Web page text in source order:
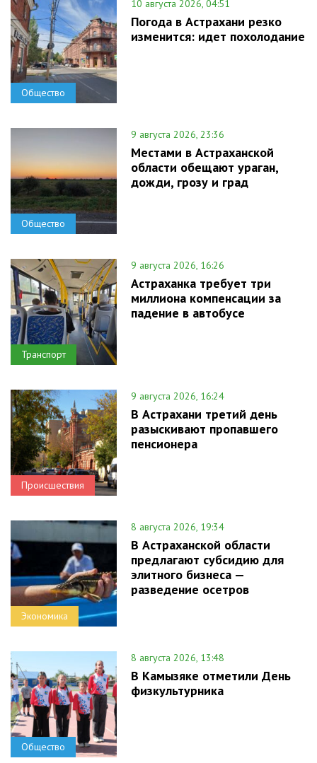
Общество
10 августа 2026, 04:51
Погода в Астрахани резко
изменится: идет похолодание
Общество
9 августа 2026, 23:36
Местами в Астраханской
области обещают ураган,
дожди, грозу и град
Транспорт
9 августа 2026, 16:26
Астраханка требует три
миллиона компенсации за
падение в автобусе
Происшествия
9 августа 2026, 16:24
В Астрахани третий день
разыскивают пропавшего
пенсионера
Экономика
8 августа 2026, 19:34
В Астраханской области
предлагают субсидию для
элитного бизнеса —
разведение осетров
Общество
8 августа 2026, 13:48
В Камызяке отметили День
физкультурника